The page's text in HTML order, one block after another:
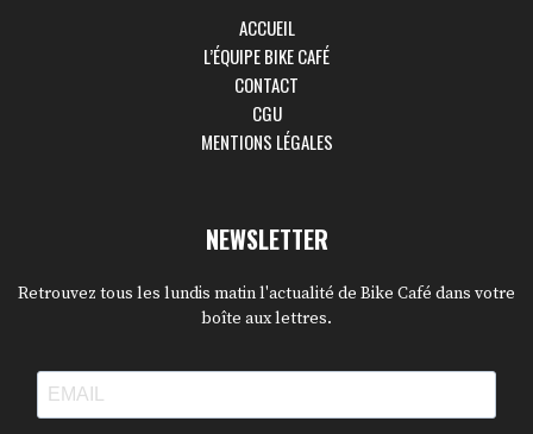
ACCUEIL
L’ÉQUIPE BIKE CAFÉ
CONTACT
CGU
MENTIONS LÉGALES
NEWSLETTER
Retrouvez tous les lundis matin l'actualité de Bike Café dans votre
boîte aux lettres.